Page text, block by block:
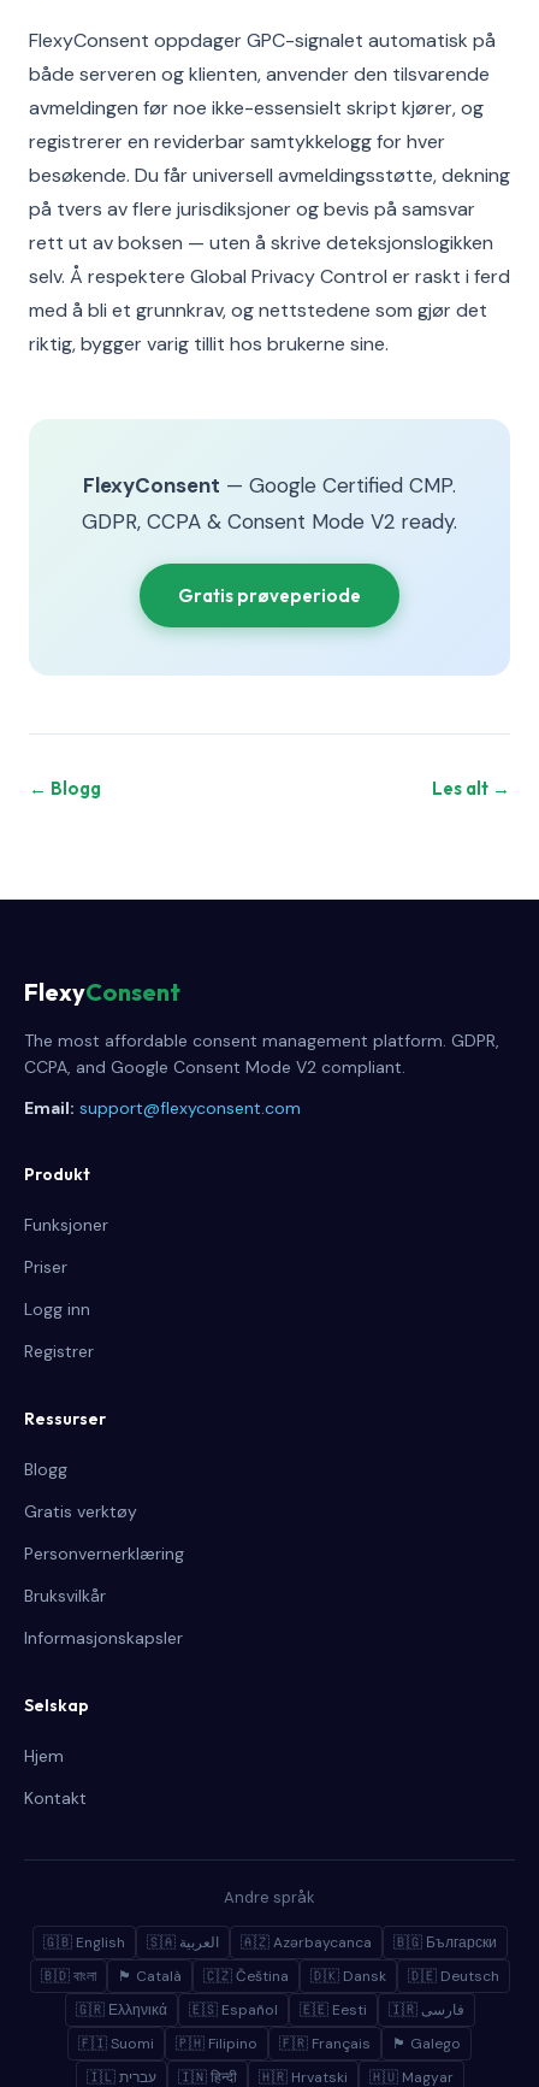
FlexyConsent oppdager GPC-signalet automatisk på
både serveren og klienten, anvender den tilsvarende
avmeldingen før noe ikke-essensielt skript kjører, og
registrerer en reviderbar samtykkelogg for hver
besøkende. Du får universell avmeldingsstøtte, dekning
på tvers av flere jurisdiksjoner og bevis på samsvar
rett ut av boksen — uten å skrive deteksjonslogikken
selv. Å respektere Global Privacy Control er raskt i ferd
med å bli et grunnkrav, og nettstedene som gjør det
riktig, bygger varig tillit hos brukerne sine.
FlexyConsent — Google Certified CMP.
GDPR, CCPA & Consent Mode V2 ready.
Gratis prøveperiode
← Blogg Les alt →
FlexyConsent
The most affordable consent management platform. GDPR,
CCPA, and Google Consent Mode V2 compliant.
Email: support@flexyconsent.com
Produkt
Funksjoner
Priser
Logg inn
Registrer
Ressurser
Blogg
Gratis verktøy
Personvernerklæring
Bruksvilkår
Informasjonskapsler
Selskap
Hjem
Kontakt
Andre språk
🇬🇧 English 🇸🇦 العربية 🇦🇿 Azərbaycanca
🇧🇬 Български
🇧🇩 বাংলা
🏴 Català 🇨🇿 Čeština 🇩🇰 Dansk
🇩🇪 Deutsch
🇬🇷 Ελληνικά
🇪🇸 Español 🇪🇪 Eesti
🇮🇷 فارسی
🇫🇮 Suomi
🇵🇭 Filipino 🇫🇷 Français
🏴 Galego
🇮🇱 עברית
🇮🇳 हिन्दी 🇭🇷 Hrvatski 🇭🇺 Magyar